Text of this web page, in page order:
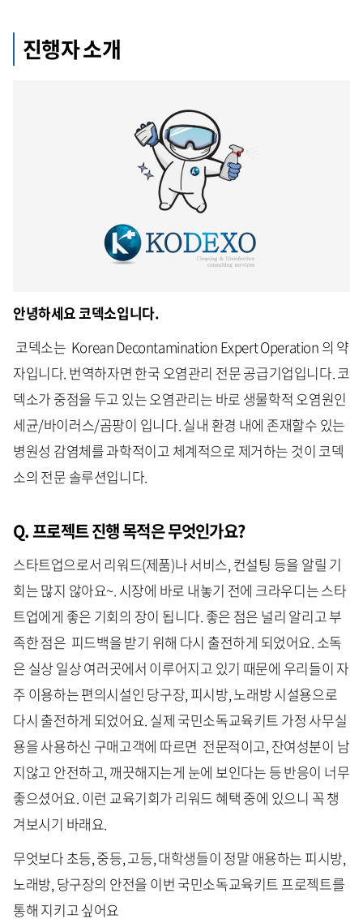
진행자 소개
안녕하세요 코덱소입니다.
코덱소는 Korean Decontamination Expert Operation 의 약
자입니다. 번역하자면 한국 오염관리 전문 공급기업입니다. 코
덱소가 중점을 두고 있는 오염관리는 바로 생물학적 오염원인
세균/바이러스/곰팡이 입니다. 실내 환경 내에 존재할수 있는
병원성 감염체를 과학적이고 체계적으로 제거하는 것이 코덱
소의 전문 솔루션입니다.
Q. 프로젝트 진행 목적은 무엇인가요?
스타트업으로서 리워드(제품)나 서비스, 컨설팅 등을 알릴 기
회는 많지 않아요~. 시장에 바로 내놓기 전에 크라우디는 스타
트업에게 좋은 기회의 장이 됩니다. 좋은 점은 널리 알리고 부
족한 점은 피드백을 받기 위해 다시 출전하게 되었어요. 소독
은 실상 일상 여러곳에서 이루어지고 있기 때문에 우리들이 자
주 이용하는 편의시설인 당구장, 피시방, 노래방 시설용으로
다시 출전하게 되었어요. 실제 국민소독교육키트 가정 사무실
용을 사용하신 구매고객에 따르면 전문적이고, 잔여성분이 남
지않고 안전하고, 깨끗해지는게 눈에 보인다는 등 반응이 너무
좋으셨어요. 이런 교육기회가 리워드 혜택 중에 있으니 꼭 챙
겨보시기 바래요.
무엇보다 초등, 중등, 고등, 대학생들이 정말 애용하는 피시방,
노래방, 당구장의 안전을 이번 국민소독교육키트 프로젝트를
통해 지키고 싶어요